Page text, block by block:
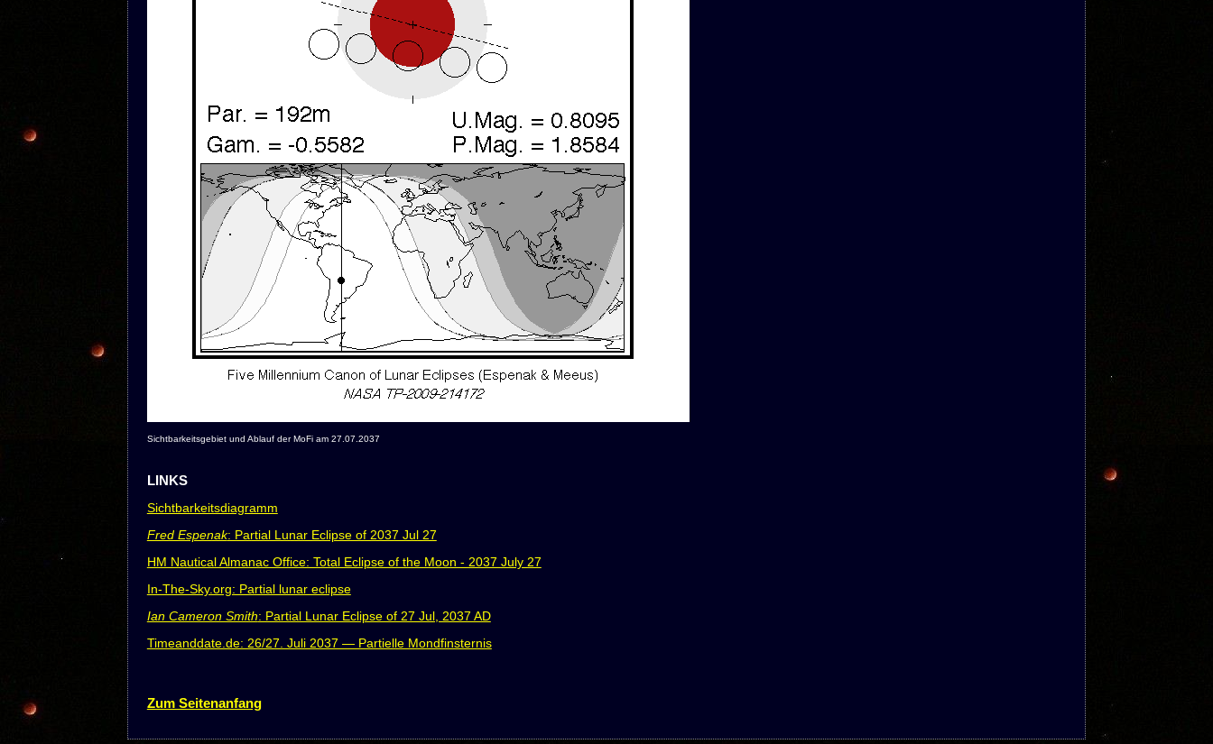
Sichtbarkeitsgebiet und Ablauf der MoFi am 27.07.2037
LINKS
Sichtbarkeitsdiagramm
Fred Espenak: Partial Lunar Eclipse of 2037 Jul 27
HM Nautical Almanac Office: Total Eclipse of the Moon - 2037 July 27
In-The-Sky.org: Partial lunar eclipse
Ian Cameron Smith: Partial Lunar Eclipse of 27 Jul, 2037 AD
Timeanddate.de: 26/27. Juli 2037 — Partielle Mondfinsternis
Zum Seitenanfang